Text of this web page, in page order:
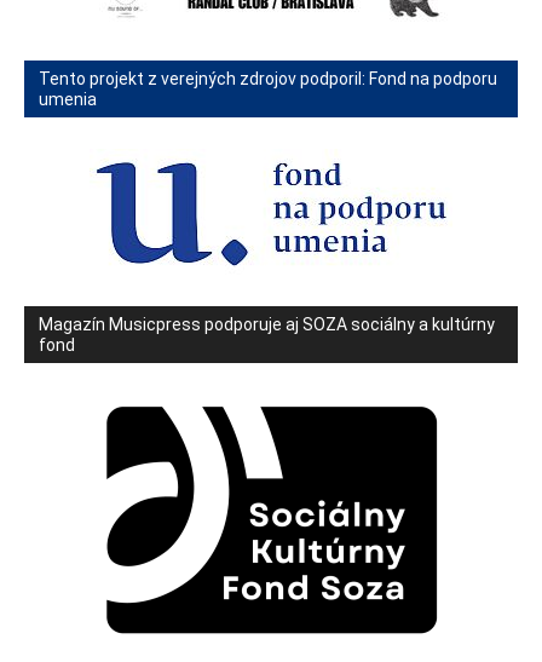
Tento projekt z verejných zdrojov podporil: Fond na podporu
umenia
Magazín Musicpress podporuje aj SOZA sociálny a kultúrny
fond